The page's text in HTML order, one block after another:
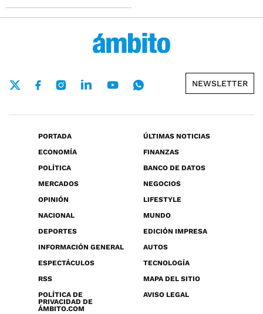
NEWSLETTER
PORTADA
ÚLTIMAS NOTICIAS
ECONOMÍA
FINANZAS
POLÍTICA
BANCO DE DATOS
MERCADOS
NEGOCIOS
OPINIÓN
LIFESTYLE
NACIONAL
MUNDO
DEPORTES
EDICIÓN IMPRESA
INFORMACIÓN GENERAL
AUTOS
ESPECTÁCULOS
TECNOLOGÍA
RSS
MAPA DEL SITIO
POLÍTICA DE
PRIVACIDAD DE
ÁMBITO.COM
AVISO LEGAL